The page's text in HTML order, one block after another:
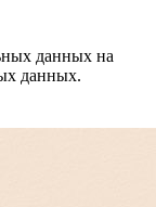
данных на
данных.